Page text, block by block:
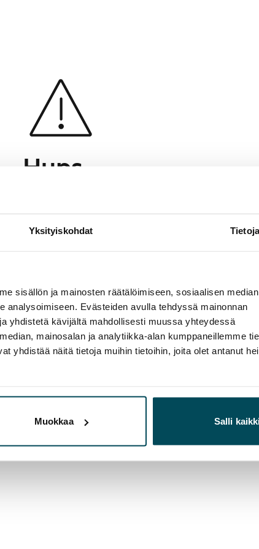
Yksityiskohdat Tietoja
sisällön ja mainosten räätälöimiseen, sosiaalisen median
analysoimiseen. Evästeiden avulla tehdyssä mainonnan
yhdistetä kävijältä mahdollisesti muussa yhteydessä
mainosalan ja analytiikka-alan kumppaneillemme
yhdistää näitä tietoja muihin tietoihin, joita olet antanut
Muokkaa Salli
Hups...